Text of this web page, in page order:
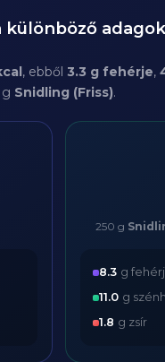
, ebből 3.3 g fehérje,
Snidling (Friss).
250 g
8.3 g
11.0 g
1.8 g zsír